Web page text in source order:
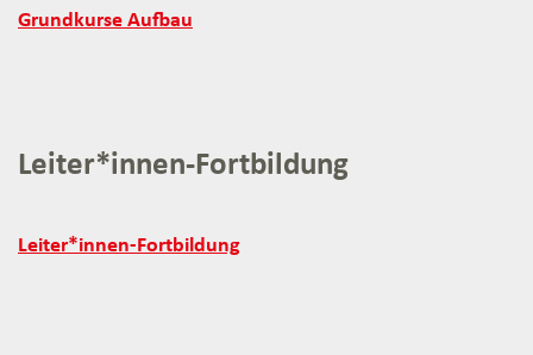
Grundkurse
Grundkurse Aufbau
Leiter*innen-Fortbildung
Leiter*innen-
Leiter*innen-Fortbildung